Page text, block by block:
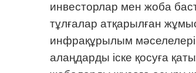
инвесторлар мен жоба
тұлғалар атқарылған
инфрақұрылым мәселелері,
алаңдарды іске қосуға